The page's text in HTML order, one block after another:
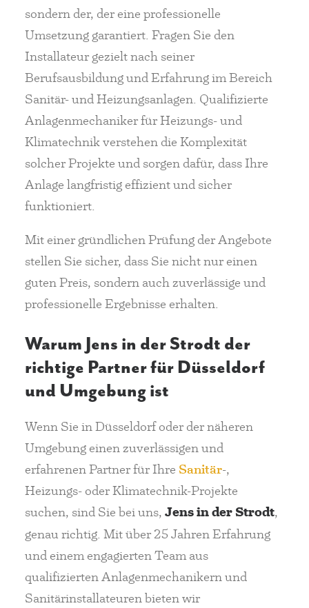
sondern der, der eine professionelle
Umsetzung garantiert. Fragen Sie den
Installateur gezielt nach seiner
Berufsausbildung und Erfahrung im Bereich
Sanitär- und Heizungsanlagen. Qualifizierte
Anlagenmechaniker für Heizungs- und
Klimatechnik verstehen die Komplexität
solcher Projekte und sorgen dafür, dass Ihre
Anlage langfristig effizient und sicher
funktioniert.
Mit einer gründlichen Prüfung der Angebote
stellen Sie sicher, dass Sie nicht nur einen
guten Preis, sondern auch zuverlässige und
professionelle Ergebnisse erhalten.
Warum Jens in der Strodt der
richtige Partner für Düsseldorf
und Umgebung ist
Wenn Sie in Düsseldorf oder der näheren
Umgebung einen zuverlässigen und
erfahrenen Partner für Ihre Sanitär-,
Heizungs- oder Klimatechnik-Projekte
suchen, sind Sie bei uns, Jens in der Strodt,
genau richtig. Mit über 25 Jahren Erfahrung
und einem engagierten Team aus
qualifizierten Anlagenmechanikern und
Sanitärinstallateuren bieten wir